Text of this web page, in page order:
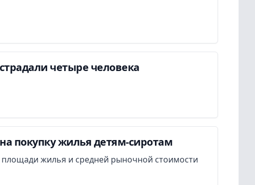
четыре человека
покупку жилья детям-сиротам
жилья и средней рыночной стоимости